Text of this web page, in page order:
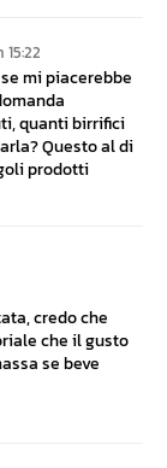
15:22
mi piacerebbe
quanti birrifici
Questo al di
prodotti
credo che
che il gusto
se beve